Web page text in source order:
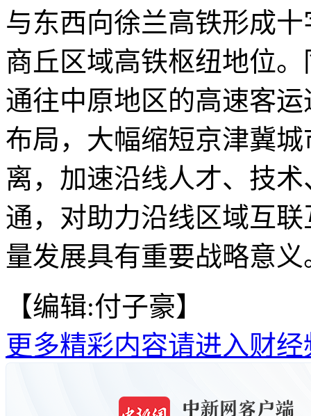
与东西向徐兰高铁形成
商丘区域高铁枢纽地位
通往中原地区的高速客
布局，大幅缩短京津冀
离，加速沿线人才、技
通，对助力沿线区域互
量发展具有重要战略意义
【编辑:付子豪】
更多精彩内容请进入财经